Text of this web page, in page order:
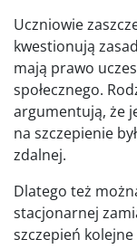
Uczniowie
kwestionują
mają prawo
społecznego.
argumentują, że
na szczepienie
zdalnej.
Dlatego też
stacjonarnej
szczepień